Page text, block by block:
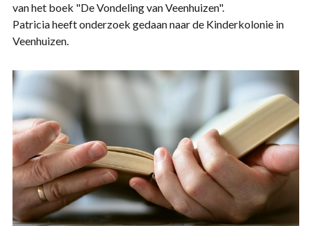
van het boek "De Vondeling van Veenhuizen".
Patricia heeft onderzoek gedaan naar de Kinderkolonie in
Veenhuizen.